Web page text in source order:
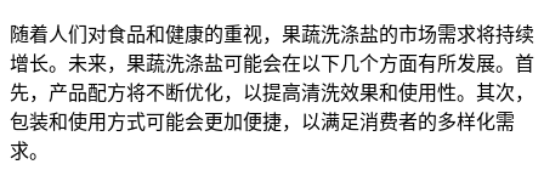
随着人们对食品和健康的重视，果蔬洗涤盐的市场需求将持续
增长。未来，果蔬洗涤盐可能会在以下几个方面有所发展。首
先，产品配方将不断优化，以提高清洗效果和使用性。其次，
包装和使用方式可能会更加便捷，以满足消费者的多样化需
求。